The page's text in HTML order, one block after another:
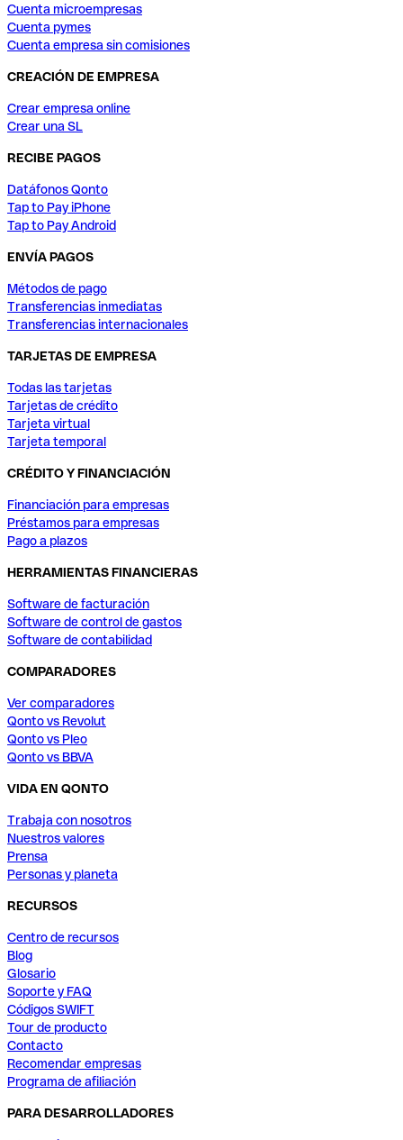
Cuenta microempresas
Cuenta pymes
Cuenta empresa sin comisiones
CREACIÓN DE EMPRESA
Crear empresa online
Crear una SL
RECIBE PAGOS
Datáfonos Qonto
Tap to Pay iPhone
Tap to Pay Android
ENVÍA PAGOS
Métodos de pago
Transferencias inmediatas
Transferencias internacionales
TARJETAS DE EMPRESA
Todas las tarjetas
Tarjetas de crédito
Tarjeta virtual
Tarjeta temporal
CRÉDITO Y FINANCIACIÓN
Financiación para empresas
Préstamos para empresas
Pago a plazos
HERRAMIENTAS FINANCIERAS
Software de facturación
Software de control de gastos
Software de contabilidad
COMPARADORES
Ver comparadores
Qonto vs Revolut
Qonto vs Pleo
Qonto vs BBVA
VIDA EN QONTO
Trabaja con nosotros
Nuestros valores
Prensa
Personas y planeta
RECURSOS
Centro de recursos
Blog
Glosario
Soporte y FAQ
Códigos SWIFT
Tour de producto
Contacto
Recomendar empresas
Programa de afiliación
PARA DESARROLLADORES